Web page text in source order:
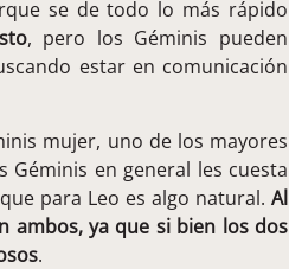
se de todo lo más rápido
, pero los Géminis pueden
estar en comunicación
mujer, uno de los mayores
en general les cuesta
para Leo es algo natural. Al
ambos, ya que si bien los dos
.